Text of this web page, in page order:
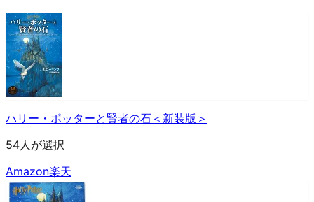
ハリー・ポッターと賢者の石＜新装版＞
54人が選択
Amazon楽天